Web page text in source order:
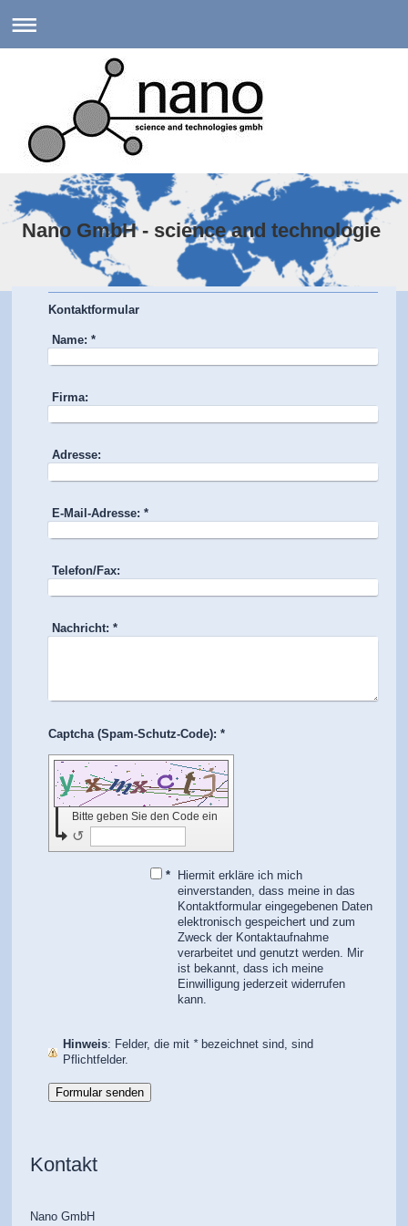
Nano GmbH - science and technologie
Kontaktformular
Name: *
Firma:
Adresse:
E-Mail-Adresse: *
Telefon/Fax:
Nachricht: *
Captcha (Spam-Schutz-Code): *
Bitte geben Sie den Code ein
↺
*
Hiermit erkläre ich mich
einverstanden, dass meine in das
Kontaktformular eingegebenen Daten
elektronisch gespeichert und zum
Zweck der Kontaktaufnahme
verarbeitet und genutzt werden. Mir
ist bekannt, dass ich meine
Einwilligung jederzeit widerrufen
kann.
Hinweis : Felder, die mit *bezeichnet sind, sind
Pflichtfelder.
Kontakt
Nano GmbH